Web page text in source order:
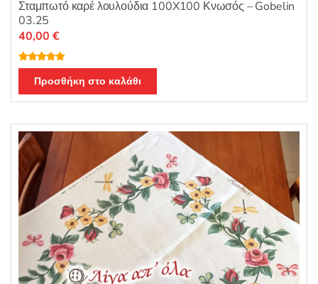
Σταμπωτό καρέ λουλούδια 100X100 Κνωσός – Gobelin
03.25
Βαθμολογή
θηκε με 5.00
από 5
40,00 €
Προσθήκη στο καλάθι